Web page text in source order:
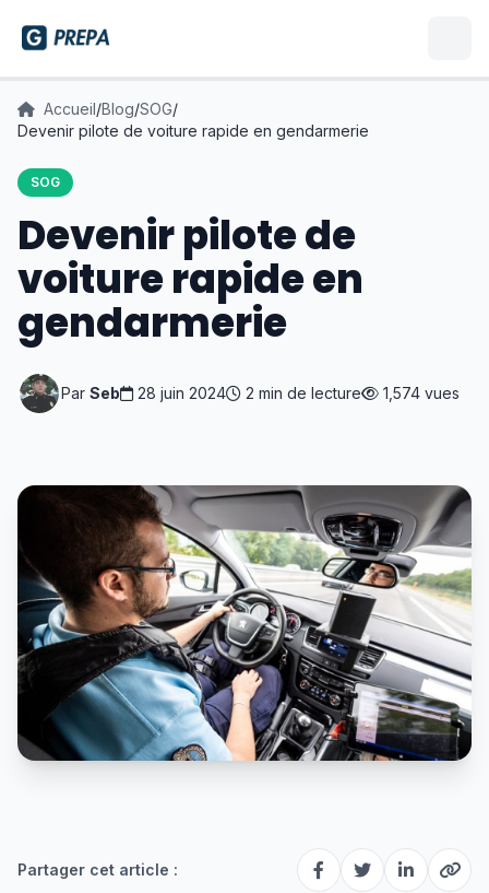
Accueil/Blog/SOG/
Devenir pilote de voiture rapide en gendarmerie
SOG
Devenir pilote de
voiture rapide en
gendarmerie
Par Seb 28 juin 2024 2 min de lecture 1,574 vues
Partager cet article :